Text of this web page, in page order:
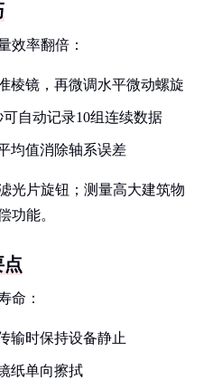
效率翻倍：
棱镜，再微调水平微动螺旋
可自动记录10组连续数据
均值消除轴系误差
光片旋钮；测量高大建筑物
功能。
点
命：
输时保持设备静止
纸单向擦拭